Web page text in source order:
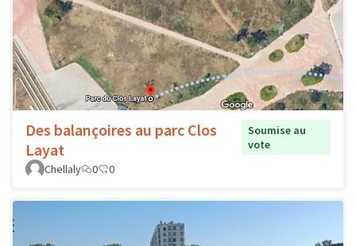
Des balançoires au parc Clos
Layat
Soumise au
vote
Chellaly
0 0